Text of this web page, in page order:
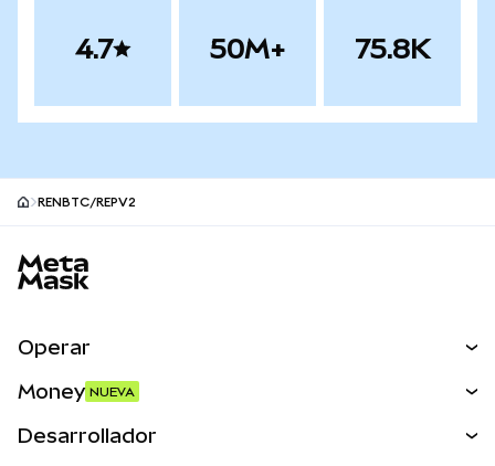
4.7 50M+ 75.8K
RENBTC/REPV2
Operar
Money NUEVA
Desarrollador